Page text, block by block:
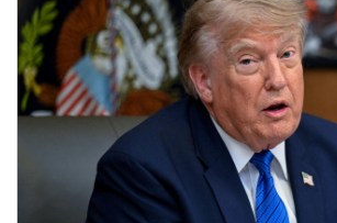
Սայաթ-Նովայի փողոցում բռնկված
հրդեհը մարվել է. ՆԳՆ ՓԾ
08 Օգոստոս, 2026 20:50